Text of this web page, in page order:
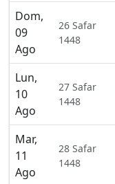
Dom,
09
Ago
26 Safar
1448
Lun,
10
Ago
27 Safar
1448
Mar,
11
Ago
28 Safar
1448